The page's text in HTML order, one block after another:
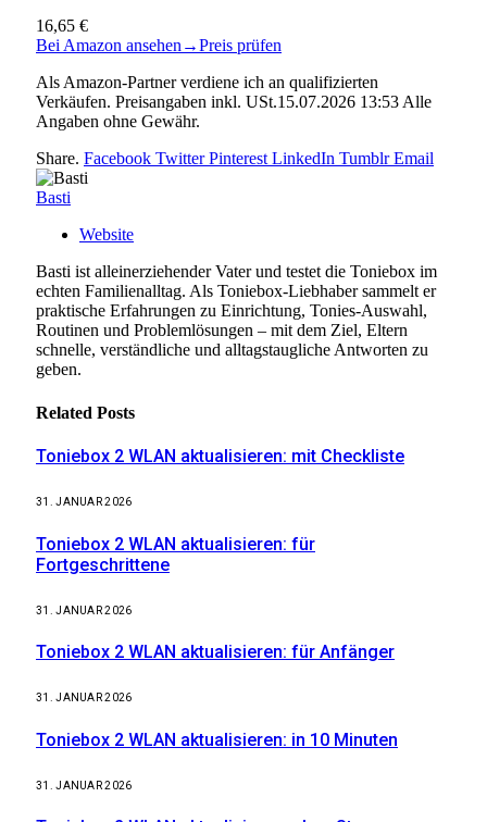
16,65 €
Bei Amazon ansehen→Preis prüfen
Als Amazon-Partner verdiene ich an qualifizierten
Verkäufen. Preisangaben inkl. USt.15.07.2026 13:53 Alle
Angaben ohne Gewähr.
Share. Facebook Twitter Pinterest LinkedIn Tumblr Email
Basti
Website
Basti ist alleinerziehender Vater und testet die Toniebox im
echten Familienalltag. Als Toniebox-Liebhaber sammelt er
praktische Erfahrungen zu Einrichtung, Tonies-Auswahl,
Routinen und Problemlösungen – mit dem Ziel, Eltern
schnelle, verständliche und alltagstaugliche Antworten zu
geben.
Related Posts
Toniebox 2 WLAN aktualisieren: mit Checkliste
31. JANUAR 2026
Toniebox 2 WLAN aktualisieren: für
Fortgeschrittene
31. JANUAR 2026
Toniebox 2 WLAN aktualisieren: für Anfänger
31. JANUAR 2026
Toniebox 2 WLAN aktualisieren: in 10 Minuten
31. JANUAR 2026